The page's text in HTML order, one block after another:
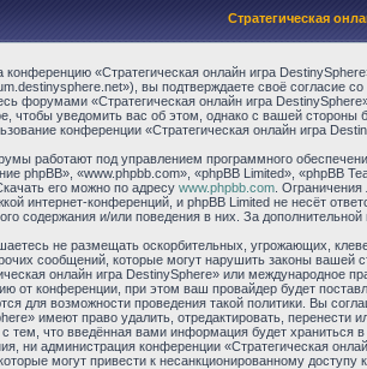
Стратегическая
конференцию «Стратегическая онлайн игра
вы подтверждаете своё согласие
форумами «Стратегическая онлайн игра
чтобы уведомить вас об этом, однако с вашей стороны
конференции «Стратегическая онлайн игра
работают под управлением программного
phpBB», «www.phpbb.com», «phpBB Limited», «phpBB
его можно по адресу www.phpbb.com. Ограничения
интернет-конференций, и phpBB Limited не несёт
содержания и/или поведения в них. За
не размещать оскорбительных, угрожающих,
сообщений, которые могут нарушить законы вашей
онлайн игра DestinySphere» или международное
от конференции, при этом ваш провайдер будет
для возможности проведения такой политики. Вы
имеют право удалить, отредактировать,
тем, что введённая вами информация будет храниться
ни администрация конференции «Стратегическая
могут привести к несанкционированному доступу